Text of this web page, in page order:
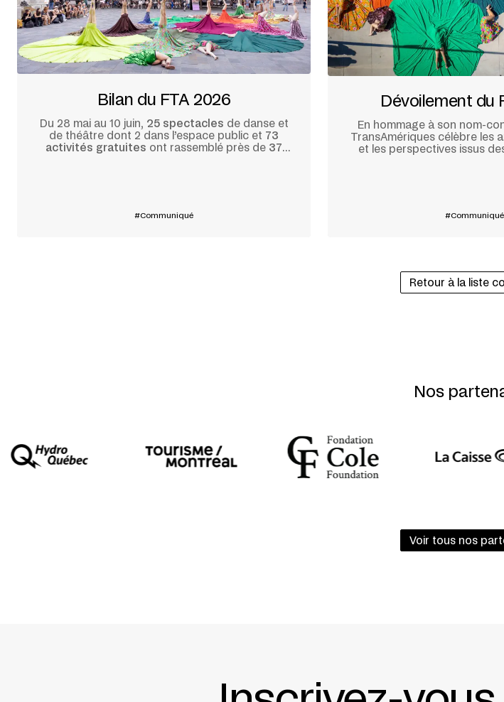
Bilan du FTA 2026
Du 28 mai au 10 juin, 25 spectacles de danse et
de théâtre dont 2 dans l’espace public et 73
activités gratuites ont rassemblé près de 37
Communiqué
Dévoilement du
En hommage à son nom-
TransAmériques célèbre les
et les perspectives issus
Communiqué
Retour à la liste
Nos
Voir tous nos